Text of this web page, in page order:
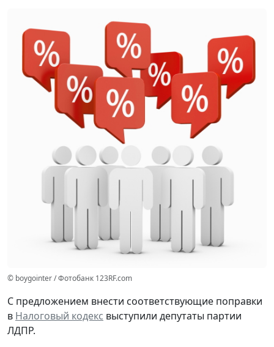
© boygointer / Фотобанк 123RF.com
С предложением внести соответствующие поправки
в Налоговый кодекс выступили депутаты партии
ЛДПР.